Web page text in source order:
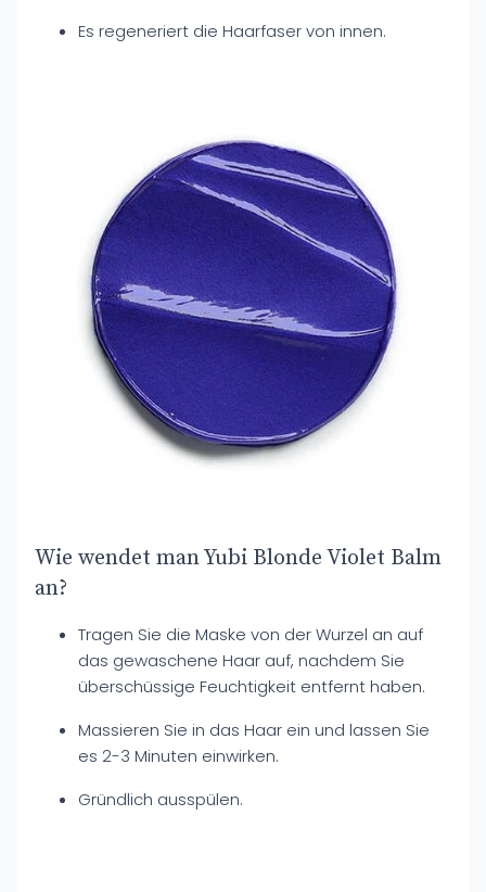
Es regeneriert die Haarfaser von innen.
Wie wendet man Yubi Blonde Violet Balm
an?
Tragen Sie die Maske von der Wurzel an auf
das gewaschene Haar auf, nachdem Sie
überschüssige Feuchtigkeit entfernt haben.
Massieren Sie in das Haar ein und lassen Sie
es 2-3 Minuten einwirken.
Gründlich ausspülen.